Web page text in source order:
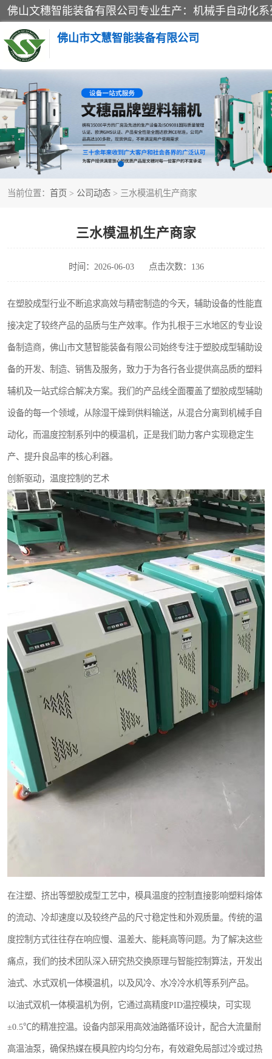
佛山市文慧智能装备有限公司
当前位置： 首页 > 公司动态 > 三水模温机生产商家
三水模温机生产商家
时间：2026-06-03 点击次数：136
在塑胶成型行业不断追求高效与精密制造的今天，辅助设备的性能直
接决定了较终产品的品质与生产效率。作为扎根于三水地区的专业设
备制造商，佛山市文慧智能装备有限公司始终专注于塑胶成型辅助设
备的开发、制造、销售及服务，致力于为各行各业提供高品质的塑料
辅机及一站式综合解决方案。我们的产品线全面覆盖了塑胶成型辅助
设备的每一个领域，从除湿干燥到供料输送，从混合分离到机械手自
动化，而温度控制系列中的模温机，正是我们助力客户实现稳定生
产、提升良品率的核心利器。
创新驱动，温度控制的艺术
在注塑、挤出等塑胶成型工艺中，模具温度的控制直接影响塑料熔体
的流动、冷却速度以及较终产品的尺寸稳定性和外观质量。传统的温
度控制方式往往存在响应慢、温差大、能耗高等问题。为了解决这些
痛点，我们的技术团队深入研究热交换原理与智能控制算法，开发出
油式、水式双机一体模温机，以及风冷、水冷冷水机等系列产品。
以油式双机一体模温机为例，它通过高精度PID温控模块，可实现
±0.5℃的精准控温。设备内部采用高效油路循环设计，配合大流量耐
高温油泵，确保热媒在模具腔内均匀分布，有效避免局部过冷或过热
粉碎回收系列
塑料破碎机
三机一体除湿干燥机
塑料混色机
供料输送系列